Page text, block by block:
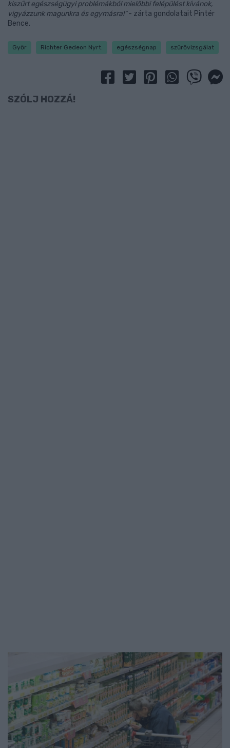
kiszűrt egészségügyi problémákból mielőbbi felépülést kívánok,
vigyázzunk magunkra és egymásra!”- zárta gondolatait Pintér
Bence.
Győr Richter Gedeon Nyrt. egészségnap szűrővizsgálat
SZÓLJ HOZZÁ!